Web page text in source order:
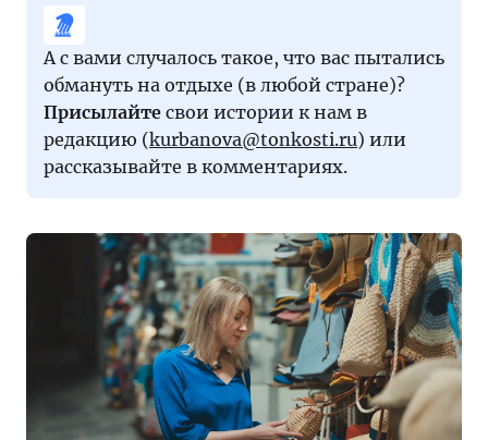
дела,
чтобы
не
стать
жертвой
обмана.
А с вами случалось такое, что вас пытались
обмануть на отдыхе (в любой стране)?
Присылайте свои истории к нам в
редакцию (kurbanova@tonkosti.ru) или
рассказывайте в комментариях.